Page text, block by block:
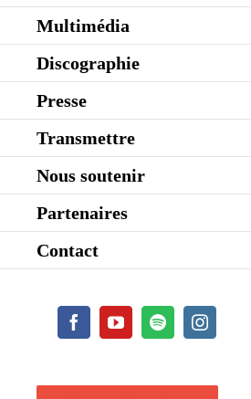
Multimédia
Discographie
Presse
Transmettre
Nous soutenir
Partenaires
Contact
FacebookYouTubeSpotify